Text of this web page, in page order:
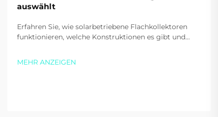
auswählt
Erfahren Sie, wie solarbetriebene Flachkollektoren
funktionieren, welche Konstruktionen es gibt und
sollten. Steigern Sie Effizienz und sparen Sie Geld –
MEHR ANZEIGEN